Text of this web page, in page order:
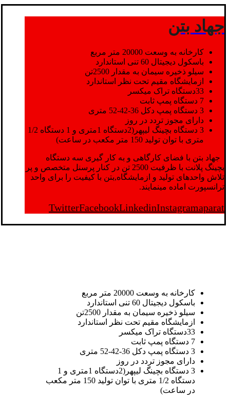
جهاد بتن
کارخانه به وسعت 20000 متر مربع
باسکول دیجیتال 60 تنی استاندارد
سیلو ذخیره سیمان به مقدار 2500تن
ازمایشگاه مقیم تحت نظر استاندارد
33دستگاه تراک میکسر
7 دستگاه پمپ ثابت
3 دستگاه پمپ دکل 36-42-52 متری
دارای مجوز تردد در روز
3 دستگاه بچینگ لیپهر(2دستگاه 1متری و 1 دستگاه 1/2
متری با توان تولید 150 متر مکعب در ساعت)
جهاد بتن با فضای کارگاهی و به کار گیری سه دستگاه
بچینگ پلانت با ظرفیت 2500 تن در کنار پرسنل متخصص و پر
تلاش واحدهای تولید و ازمایشگاه,بتن با کیفیت را برای واحد
ترانسپورت اماده مینمایند.
TwitterFacebookLinkedinInstagramaparat
کارخانه به وسعت 20000 متر مربع
باسکول دیجیتال 60 تنی استاندارد
سیلو ذخیره سیمان به مقدار 2500تن
ازمایشگاه مقیم تحت نظر استاندارد
33دستگاه تراک میکسر
7 دستگاه پمپ ثابت
3 دستگاه پمپ دکل 36-42-52 متری
دارای مجوز تردد در روز
3 دستگاه بچینگ لیپهر(2دستگاه 1متری و 1
دستگاه 1/2 متری با توان تولید 150 متر مکعب
در ساعت)